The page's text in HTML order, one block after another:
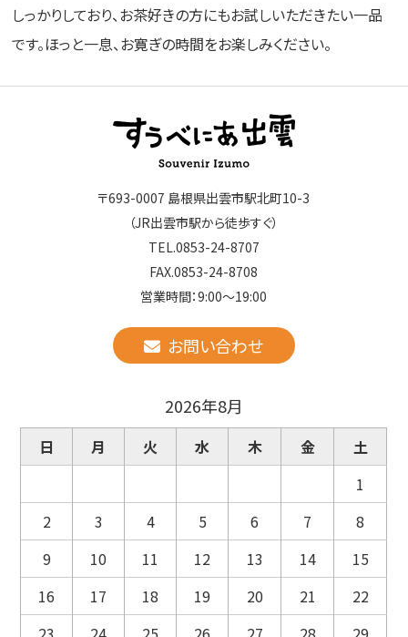
しっかりしており、お茶好きの方にもお試しいただきたい一品
です。ほっと一息、お寛ぎの時間をお楽しみください。
〒693-0007 島根県出雲市駅北町10-3
（JR出雲市駅から徒歩すぐ）
TEL.0853-24-8707
FAX.0853-24-8708
営業時間：9:00～19:00
お問い合わせ
2026年8月
日 月 火 水 木 金
土
1
2
3 4 5 6 7
8
9
10 11 12 13 14
15
16
17 18 19 20 21
22